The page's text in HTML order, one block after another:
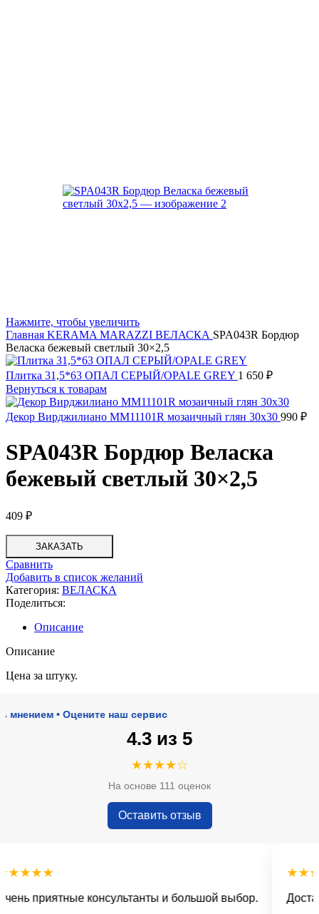
Нажмите, чтобы увеличить
Главная KERAMA MARAZZI ВЕЛАСКА SPA043R Бордюр
Веласка бежевый светлый 30×2,5
Плитка 31,5*63 ОПАЛ СЕРЫЙ/OPALE GREY 1 650 ₽
Вернуться к товарам
Декор Вирджилиано MM11101R мозаичный глян 30х30 990 ₽
SPA043R Бордюр Веласка
бежевый светлый 30×2,5
409 ₽
ЗАКАЗАТЬ
Сравнить
Добавить в список желаний
Категория: ВЕЛАСКА
Поделиться:
Описание
Описание
Цена за штуку.
• Оцените наш сервис
4.3 из 5
★★★★☆
На основе 111 оценок
Оставить отзыв
приятные консультанты и большой выбор.
★★★★★